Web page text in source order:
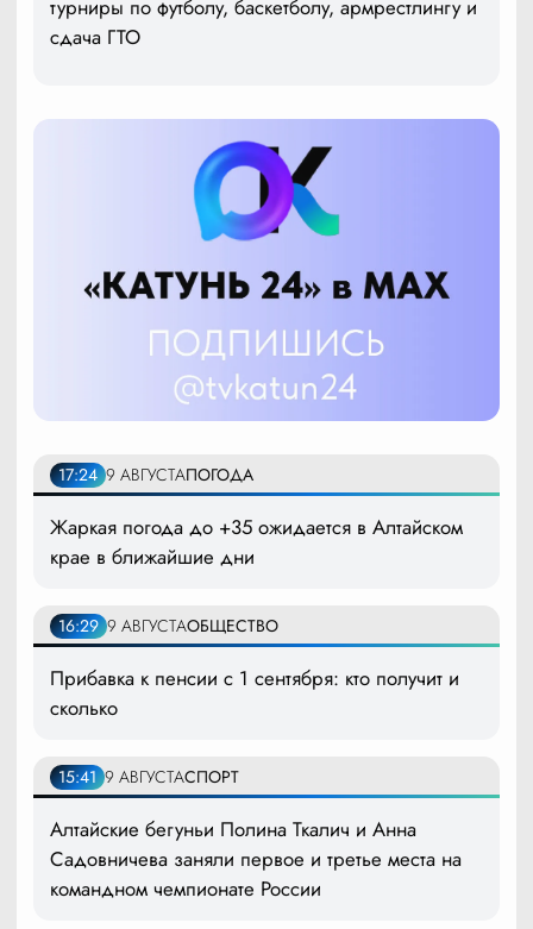
турниры по футболу, баскетболу, армрестлингу и
сдача ГТО
17:24 9 АВГУСТАПОГОДА
Жаркая погода до +35 ожидается в Алтайском
крае в ближайшие дни
16:29 9 АВГУСТАОБЩЕСТВО
Прибавка к пенсии с 1 сентября: кто получит и
сколько
15:41 9 АВГУСТАСПОРТ
Алтайские бегуньи Полина Ткалич и Анна
Садовничева заняли первое и третье места на
командном чемпионате России